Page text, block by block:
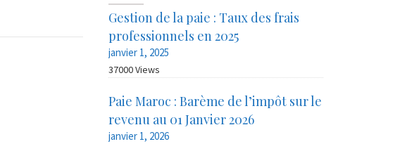
Gestion de la paie : Taux des frais
professionnels en 2025
janvier 1, 2025
37000 Views
Paie Maroc : Barème de l’impôt sur le
revenu au 01 Janvier 2026
janvier 1, 2026